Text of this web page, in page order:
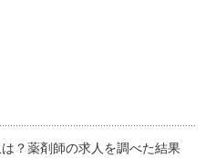
？薬剤師の求人を調べた結果